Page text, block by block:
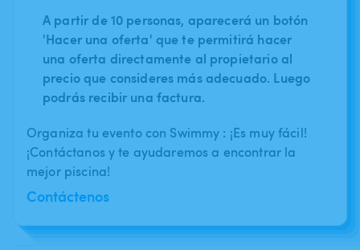
A partir de 10 personas, aparecerá un botón
'Hacer una oferta' que te permitirá hacer
una oferta directamente al propietario al
precio que consideres más adecuado. Luego
podrás recibir una factura.
Organiza tu evento con Swimmy : ¡Es muy fácil!
¡Contáctanos y te ayudaremos a encontrar la
mejor piscina!
Contáctenos